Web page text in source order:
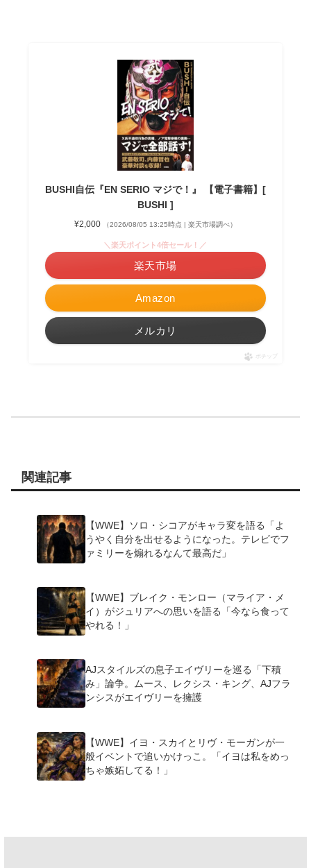
BUSHI自伝『EN SERIO マジで！』 【電子書籍】[
BUSHI ]
¥2,000 （2026/08/05 13:25時点 | 楽天市場調べ）
Amazon
＼楽天ポイント4倍セール！／
楽天市場
メルカリ
ポチップ
関連記事
【WWE】ソロ・シコアがキャラ変を語る「よ
うやく自分を出せるようになった。テレビでフ
ァミリーを煽れるなんて最高だ」
【WWE】ブレイク・モンロー（マライア・メ
イ）がジュリアへの思いを語る「今なら食って
やれる！」
AJスタイルズの息子エイヴリーを巡る「下積
み」論争。ムース、レクシス・キング、AJフラ
ンシスがエイヴリーを擁護
【WWE】イヨ・スカイとリヴ・モーガンが一
般イベントで追いかけっこ。「イヨは私をめっ
ちゃ嫉妬してる！」